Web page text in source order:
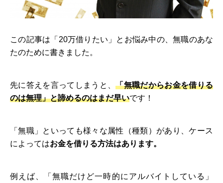
この記事は「20万借りたい」とお悩み中の、無職のあな
たのために書きました。
先に答えを言ってしまうと、「無職だからお金を借りる
のは無理」と諦めるのはまだ早いです！
「無職」といっても様々な属性（種類）があり、ケース
によってはお金を借りる方法はあります。
例えば、「無職だけど一時的にアルバイトしている」